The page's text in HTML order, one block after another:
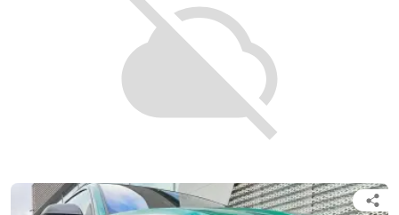
Alte tipuri vehicule